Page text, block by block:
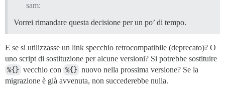
sam:
Vorrei rimandare questa decisione per un po’ di tempo.
E se si utilizzasse un link specchio retrocompatibile (deprecato)? O
uno script di sostituzione per alcune versioni? Si potrebbe sostituire
%{} vecchio con %{} nuovo nella prossima versione? Se la
migrazione è già avvenuta, non succederebbe nulla.